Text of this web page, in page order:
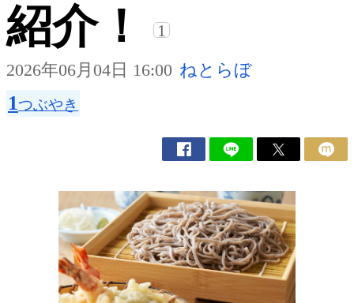
紹介！
1
2026年06月04日 16:00 ねとらぼ
1つぶやき